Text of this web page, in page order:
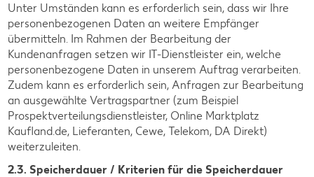
Unter Umständen kann es erforderlich sein, dass wir Ihre
personenbezogenen Daten an weitere Empfänger
übermitteln. Im Rahmen der Bearbeitung der
Kundenanfragen setzen wir IT-Dienstleister ein, welche
personenbezogene Daten in unserem Auftrag verarbeiten.
Zudem kann es erforderlich sein, Anfragen zur Bearbeitung
an ausgewählte Vertragspartner (zum Beispiel
Prospektverteilungsdienstleister, Online Marktplatz
Kaufland.de, Lieferanten, Cewe, Telekom, DA Direkt)
weiterzuleiten.
2.3. Speicherdauer / Kriterien für die Speicherdauer